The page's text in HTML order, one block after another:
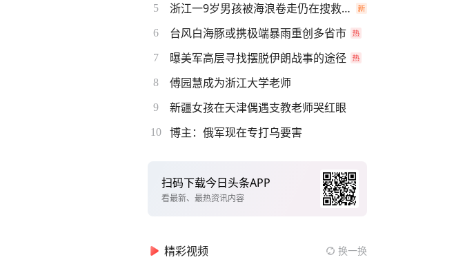
5 浙江一9岁男孩被海浪卷走仍在搜救中
6 台风白海豚或携极端暴雨重创多省市
7 曝美军高层寻找摆脱伊朗战事的途径
8 傅园慧成为浙江大学老师
9 新疆女孩在天津偶遇支教老师哭红眼
10 博主：俄军现在专打乌要害
扫码下载今日头条APP
看最新、最热资讯内容
精彩视频 换一换